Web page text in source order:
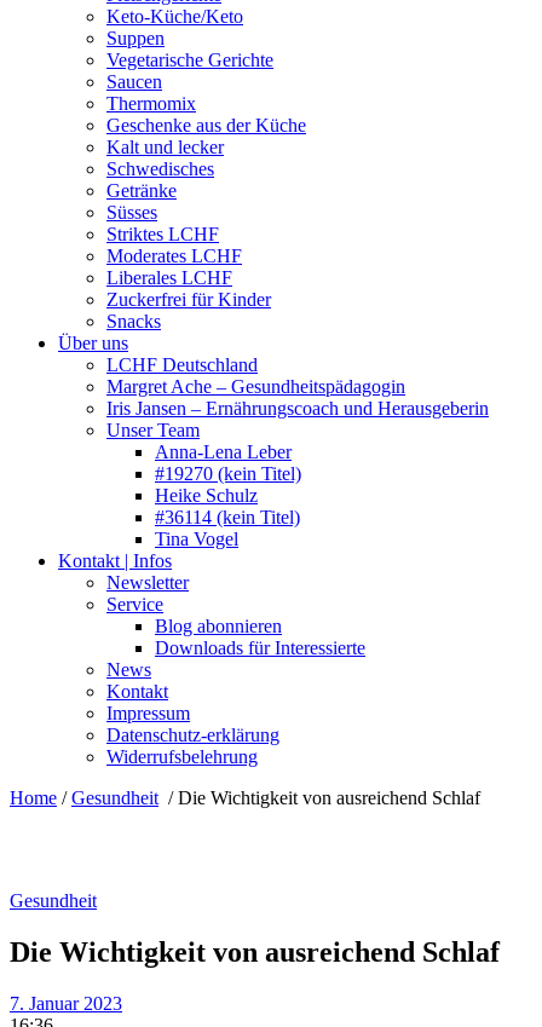
Keto-Küche/Keto
Suppen
Vegetarische Gerichte
Saucen
Thermomix
Geschenke aus der Küche
Kalt und lecker
Schwedisches
Getränke
Süsses
Striktes LCHF
Moderates LCHF
Liberales LCHF
Zuckerfrei für Kinder
Snacks
Über uns
LCHF Deutschland
Margret Ache – Gesundheitspädagogin
Iris Jansen – Ernährungscoach und Herausgeberin
Unser Team
Anna-Lena Leber
#19270 (kein Titel)
Heike Schulz
#36114 (kein Titel)
Tina Vogel
Kontakt | Infos
Newsletter
Service
Blog abonnieren
Downloads für Interessierte
News
Kontakt
Impressum
Datenschutz-erklärung
Widerrufsbelehrung
Home /Gesundheit /Die Wichtigkeit von ausreichend Schlaf
Gesundheit
Die Wichtigkeit von ausreichend Schlaf
7. Januar 2023